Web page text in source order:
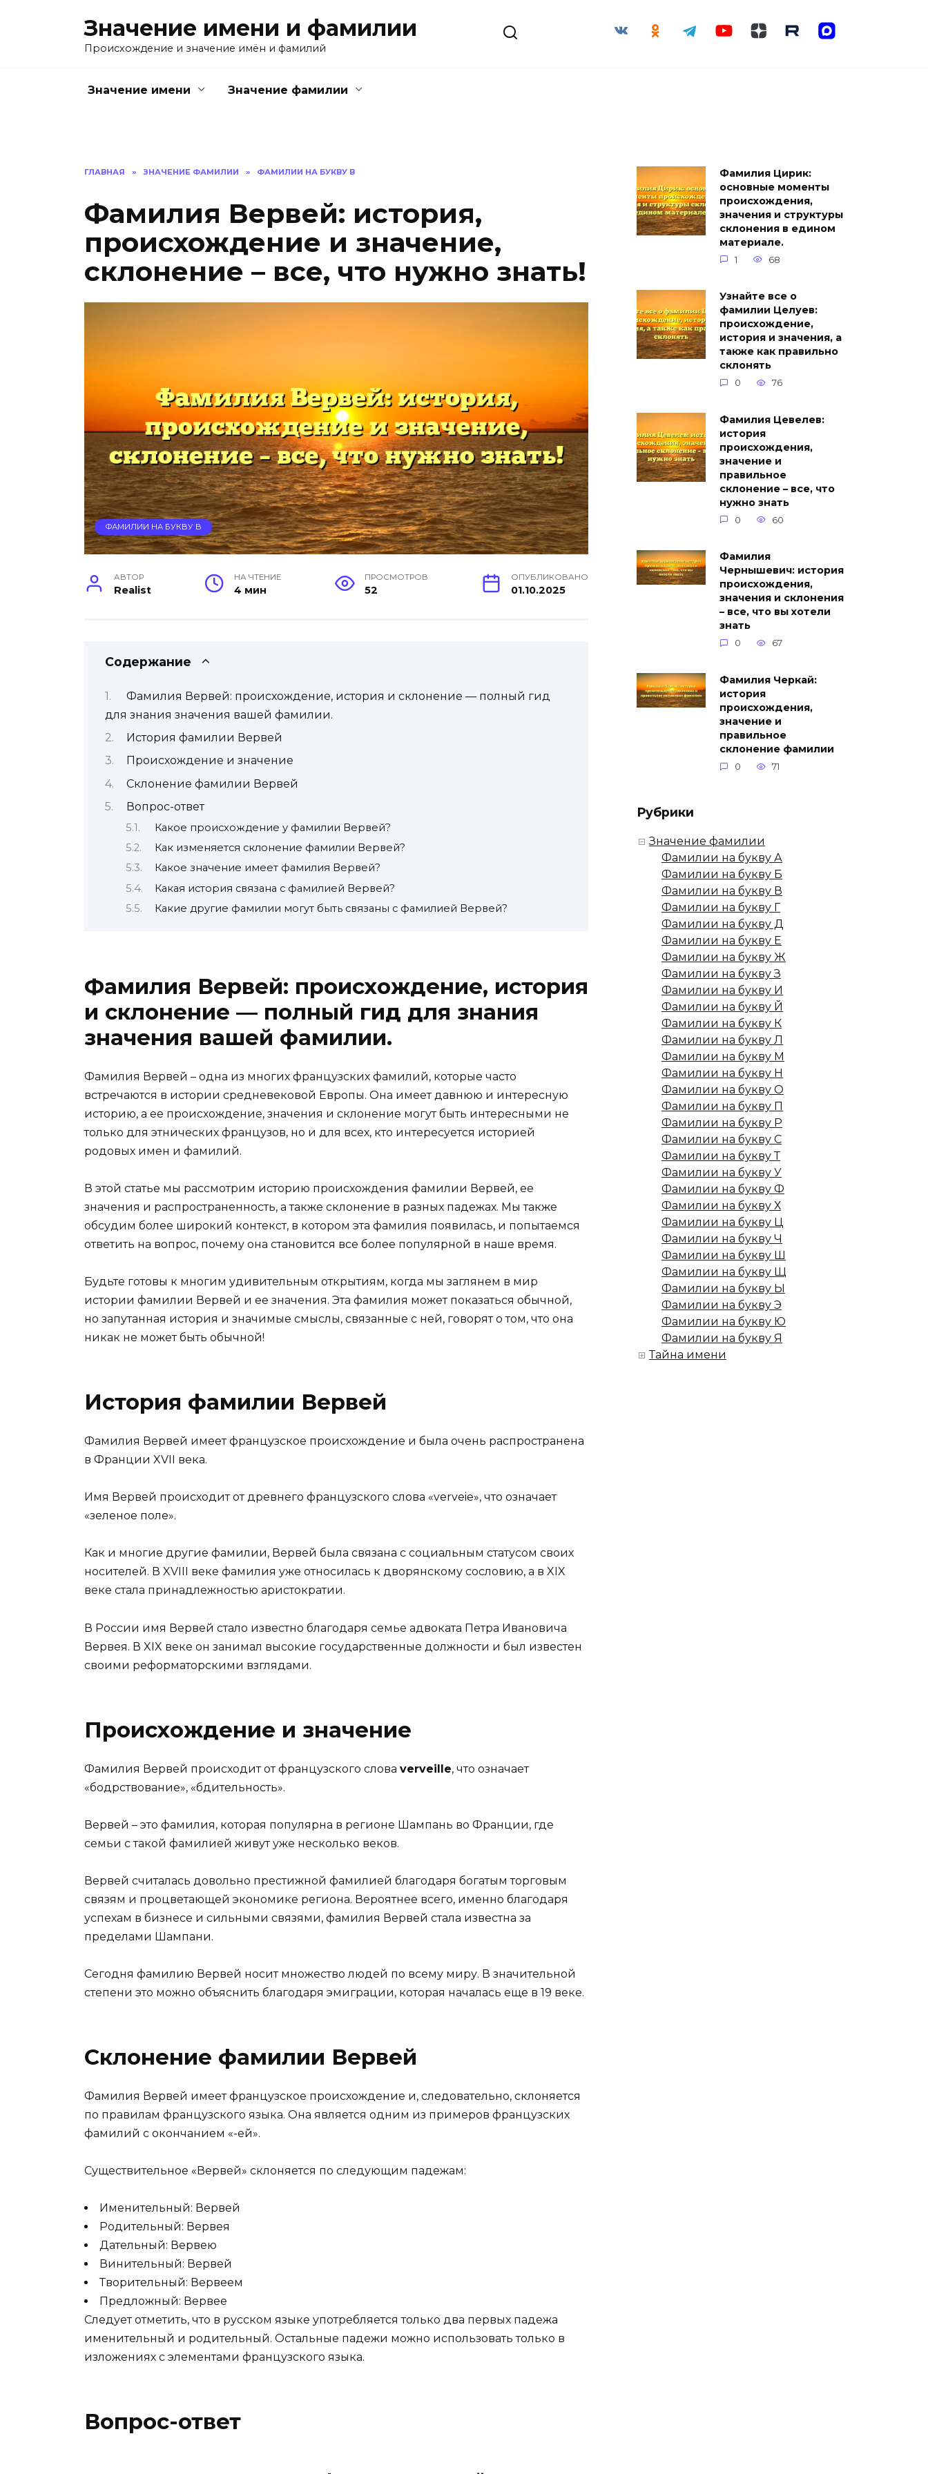
Значение имени и фамилии
Происхождение и значение имён и фамилий
Значение имени Значение фамилии
ГЛАВНАЯ » ЗНАЧЕНИЕ ФАМИЛИИ » ФАМИЛИИ НА БУКВУ В
Фамилия Вервей: история,
происхождение и значение,
склонение – все, что нужно знать!
ФАМИЛИИ НА БУКВУ В
АВТОР
Realist
НА ЧТЕНИЕ
4 мин
ПРОСМОТРОВ
52
ОПУБЛИКОВАНО
01.10.2025
Содержание
Фамилия Вервей: происхождение, история и склонение — полный гид
для знания значения вашей фамилии.
История фамилии Вервей
Происхождение и значение
Склонение фамилии Вервей
Вопрос-ответ
Какое происхождение у фамилии Вервей?
Как изменяется склонение фамилии Вервей?
Какое значение имеет фамилия Вервей?
Какая история связана с фамилией Вервей?
Какие другие фамилии могут быть связаны с фамилией Вервей?
Фамилия Вервей: происхождение, история
и склонение — полный гид для знания
значения вашей фамилии.
Фамилия Вервей – одна из многих французских фамилий, которые часто
встречаются в истории средневековой Европы. Она имеет давнюю и интересную
историю, а ее происхождение, значения и склонение могут быть интересными не
только для этнических французов, но и для всех, кто интересуется историей
родовых имен и фамилий.
В этой статье мы рассмотрим историю происхождения фамилии Вервей, ее
значения и распространенность, а также склонение в разных падежах. Мы также
обсудим более широкий контекст, в котором эта фамилия появилась, и попытаемся
ответить на вопрос, почему она становится все более популярной в наше время.
Будьте готовы к многим удивительным открытиям, когда мы заглянем в мир
истории фамилии Вервей и ее значения. Эта фамилия может показаться обычной,
но запутанная история и значимые смыслы, связанные с ней, говорят о том, что она
никак не может быть обычной!
История фамилии Вервей
Фамилия Вервей имеет французское происхождение и была очень распространена
в Франции XVII века.
Имя Вервей происходит от древнего французского слова «verveie», что означает
«зеленое поле».
Как и многие другие фамилии, Вервей была связана с социальным статусом своих
носителей. В XVIII веке фамилия уже относилась к дворянскому сословию, а в XIX
веке стала принадлежностью аристократии.
В России имя Вервей стало известно благодаря семье адвоката Петра Ивановича
Вервея. В XIX веке он занимал высокие государственные должности и был известен
своими реформаторскими взглядами.
Происхождение и значение
Фамилия Вервей происходит от французского слова verveille, что означает
«бодрствование», «бдительность».
Вервей – это фамилия, которая популярна в регионе Шампань во Франции, где
семьи с такой фамилией живут уже несколько веков.
Вервей считалась довольно престижной фамилией благодаря богатым торговым
связям и процветающей экономике региона. Вероятнее всего, именно благодаря
успехам в бизнесе и сильными связями, фамилия Вервей стала известна за
пределами Шампани.
Сегодня фамилию Вервей носит множество людей по всему миру. В значительной
степени это можно объяснить благодаря эмиграции, которая началась еще в 19 веке.
Склонение фамилии Вервей
Фамилия Вервей имеет французское происхождение и, следовательно, склоняется
по правилам французского языка. Она является одним из примеров французских
фамилий с окончанием «-ей».
Существительное «Вервей» склоняется по следующим падежам:
Именительный: Вервей
Родительный: Вервея
Дательный: Вервею
Винительный: Вервей
Творительный: Вервеем
Предложный: Вервее
Следует отметить, что в русском языке употребляется только два первых падежа
именительный и родительный. Остальные падежи можно использовать только в
изложениях с элементами французского языка.
Вопрос-ответ
Фамилия Цирик:
основные моменты
происхождения,
значения и структуры
склонения в едином
материале.
1 68
Узнайте все о
фамилии Целуев:
происхождение,
история и значения, а
также как правильно
склонять
0 76
Фамилия Цевелев:
история
происхождения,
значение и
правильное
склонение – все, что
нужно знать
0 60
Фамилия
Чернышевич: история
происхождения,
значения и склонения
– все, что вы хотели
знать
0 67
Фамилия Черкай:
история
происхождения,
значение и
правильное
склонение фамилии
0 71
Рубрики
Значение фамилии
Фамилии на букву А
Фамилии на букву Б
Фамилии на букву В
Фамилии на букву Г
Фамилии на букву Д
Фамилии на букву Е
Фамилии на букву Ж
Фамилии на букву З
Фамилии на букву И
Фамилии на букву Й
Фамилии на букву К
Фамилии на букву Л
Фамилии на букву М
Фамилии на букву Н
Фамилии на букву О
Фамилии на букву П
Фамилии на букву Р
Фамилии на букву С
Фамилии на букву Т
Фамилии на букву У
Фамилии на букву Ф
Фамилии на букву Х
Фамилии на букву Ц
Фамилии на букву Ч
Фамилии на букву Ш
Фамилии на букву Щ
Фамилии на букву Ы
Фамилии на букву Э
Фамилии на букву Ю
Фамилии на букву Я
Тайна имени